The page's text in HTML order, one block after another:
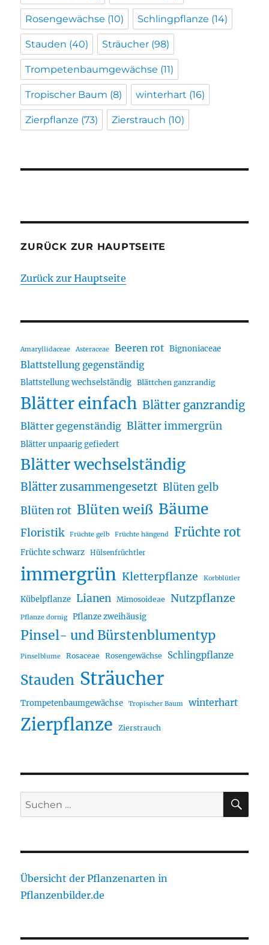
Rosengewächse (10) Schlingpflanze (14)
Stauden (40) Sträucher (98)
Trompetenbaumgewächse (11)
Tropischer Baum (8) winterhart (16)
Zierpflanze (73) Zierstrauch (10)
ZURÜCK ZUR HAUPTSEITE
Zurück zur Hauptseite
Amaryllidaceae Asteraceae Beeren rot Bignoniaceae
Blattstellung gegenständig
Blattstellung wechselständig Blättchen ganzrandig
Blätter einfach Blätter ganzrandig
Blätter gegenständig Blätter immergrün
Blätter unpaarig gefiedert
Blätter wechselständig
Blätter zusammengesetzt Blüten gelb
Blüten rot Blüten weiß Bäume
Floristik Früchte gelb Früchte hängend Früchte rot
Früchte schwarz Hülsenfrüchtler
immergrün Kletterpflanze Korbblütler
Kübelpflanze Lianen Mimosoideae Nutzpflanze
Pflanze dornig Pflanze zweihäusig
Pinsel- und Bürstenblumentyp
Pinselblume Rosaceae Rosengewächse Schlingpflanze
Stauden Sträucher
Trompetenbaumgewächse Tropischer Baum winterhart
Zierpflanze Zierstrauch
Suche
nach:
Übersicht der Pflanzenarten in
Pflanzenbilder.de